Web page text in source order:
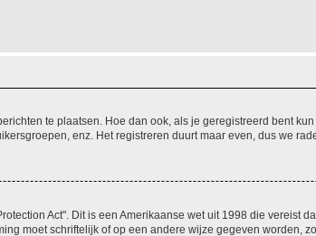
te plaatsen. Hoe dan ook, als je geregistreerd bent
enz. Het registreren duurt maar even, dus we
Act". Dit is een Amerikaanse wet uit 1998 die
moet schriftelijk of op een andere wijze gegeven worden,